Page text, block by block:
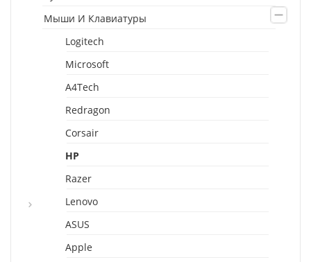
Мыши И Клавиатуры
Logitech
Microsoft
A4Tech
Redragon
Corsair
HP
Razer
Lenovo
ASUS
Apple